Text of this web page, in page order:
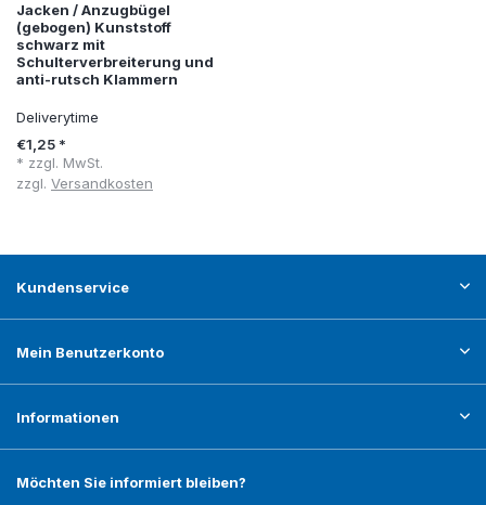
Jacken / Anzugbügel
(gebogen) Kunststoff
schwarz mit
Schulterverbreiterung und
anti-rutsch Klammern
Deliverytime
€1,25 *
* zzgl. MwSt.
zzgl. Versandkosten
Kundenservice
Mein Benutzerkonto
Informationen
Möchten Sie informiert bleiben?